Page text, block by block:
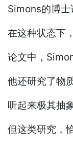
Simons的博士
在这种状态下
论文中，
他还研究了物
听起来极其抽
但这类研究，